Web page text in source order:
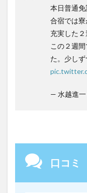
本日普通免
合宿では寮
充実した２
この２週
た。少しず
— 水越進一
口コミ